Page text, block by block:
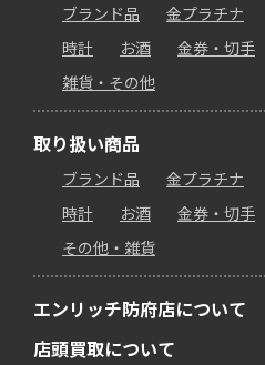
ブランド品 金プラチナ
時計
お酒 金券・切手
雑貨・その他
取り扱い商品
ブランド品 金プラチナ
時計
お酒 金券・切手
その他・雑貨
エンリッチ防府店について
店頭買取について